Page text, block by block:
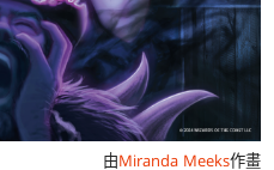
由Miranda Meeks作畫